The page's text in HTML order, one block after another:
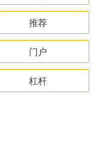
推荐
门户
杠杆